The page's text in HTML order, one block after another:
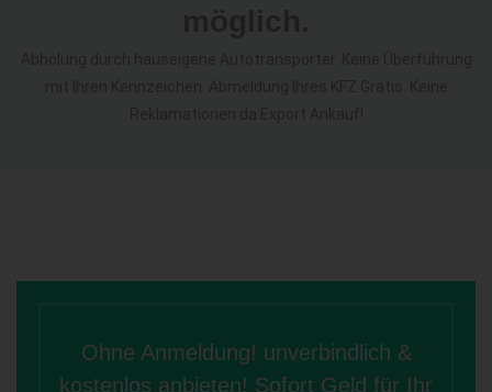
Ohne Anmeldung! unverbindlich &
kostenlos anbieten! Sofort Geld für Ihr